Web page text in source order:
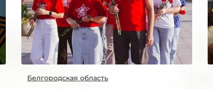
Белгородская область